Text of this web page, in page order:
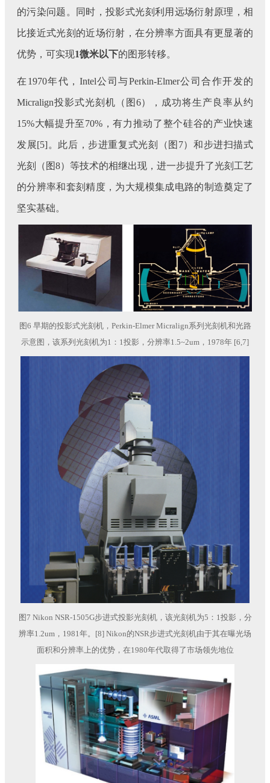
的污染问题。同时，投影式光刻利用远场衍射原理，相
比接近式光刻的近场衍射，在分辨率方面具有更显著的
优势，可实现1微米以下的图形转移。
在1970年代，Intel公司与Perkin-Elmer公司合作开发的
Micralign投影式光刻机（图6），成功将生产良率从约
15%大幅提升至70%，有力推动了整个硅谷的产业快速
发展[5]。此后，步进重复式光刻（图7）和步进扫描式
光刻（图8）等技术的相继出现，进一步提升了光刻工艺
的分辨率和套刻精度，为大规模集成电路的制造奠定了
坚实基础。
图6 早期的投影式光刻机，Perkin-Elmer Micralign系列光刻机和光路
示意图，该系列光刻机为1：1投影，分辨率1.5~2um，1978年 [6,7]
图7 Nikon NSR-1505G步进式投影光刻机，该光刻机为5：1投影，分
辨率1.2um，1981年。[8] Nikon的NSR步进式光刻机由于其在曝光场
面积和分辨率上的优势，在1980年代取得了市场领先地位